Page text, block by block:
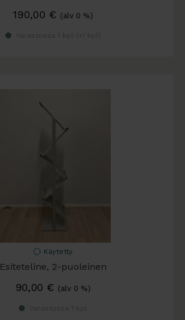
190,00 € (alv 0 %)
Käytetty
Esiteteline, 2-puoleinen
90,00 € (alv 0 %)